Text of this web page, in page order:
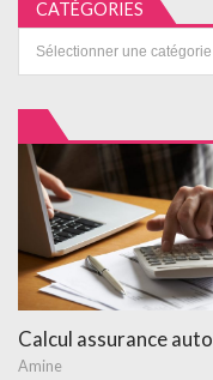
CATÉGORIES
Calcul assurance auto
Amine